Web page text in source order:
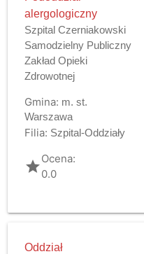
alergologiczny
Szpital Czerniakowski
Samodzielny Publiczny
Zakład Opieki
Zdrowotnej
Gmina: m. st.
Warszawa
Filia: Szpital-Oddziały
gradeOcena:
0.0
Oddział